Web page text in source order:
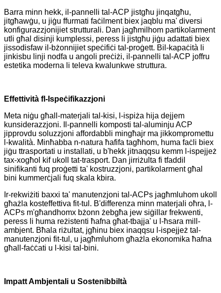
Barra minn hekk, il-pannelli tal-ACP jistgħu jinqatgħu,
jitgħawġu, u jiġu ffurmati faċilment biex jaqblu ma' diversi
konfigurazzjonijiet strutturali. Dan jagħmilhom partikolarment
utli għal disinji kumplessi, peress li jistgħu jiġu adattati biex
jissodisfaw il-bżonnijiet speċifiċi tal-proġett. Bil-kapaċità li
jinkisbu linji nodfa u angoli preċiżi, il-pannelli tal-ACP joffru
estetika moderna li televa kwalunkwe struttura.
Effettività fl-Ispeċifikazzjoni
Meta niġu għall-materjali tal-kisi, l-ispiża hija dejjem
kunsiderazzjoni. Il-pannelli komposti tal-aluminju ACP
jipprovdu soluzzjoni affordabbli mingħajr ma jikkompromettu
l-kwalità. Minħabba n-natura ħafifa tagħhom, huma faċli biex
jiġu ttrasportati u installati, u b'hekk jitnaqqsu kemm l-ispejjeż
tax-xogħol kif ukoll tat-trasport. Dan jirriżulta fi tfaddil
sinifikanti fuq proġetti ta' kostruzzjoni, partikolarment għal
bini kummerċjali fuq skala kbira.
Ir-rekwiżiti baxxi ta' manutenzjoni tal-ACPs jagħmluhom ukoll
għażla kosteffettiva fit-tul. B'differenza minn materjali oħra, l-
ACPs m'għandhomx bżonn żebgħa jew siġillar frekwenti,
peress li huma reżistenti ħafna għat-tbajja' u l-ħsara mill-
ambjent. Bħala riżultat, jgħinu biex inaqqsu l-ispejjeż tal-
manutenzjoni fit-tul, u jagħmluhom għażla ekonomika ħafna
għall-faċċati u l-kisi tal-bini.
Impatt Ambjentali u Sostenibbiltà